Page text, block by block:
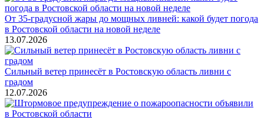
От 35-градусной жары до мощных ливней: какой будет погода
в Ростовской области на новой неделе
13.07.2026
Сильный ветер принесёт в Ростовскую область ливни с
градом
12.07.2026